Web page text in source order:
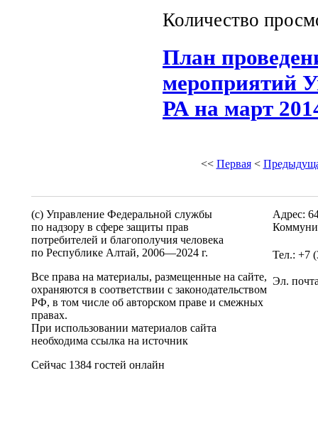
Количество
План
мероприятий
РА на март
<< Первая<
(c) Управление Федеральной службы
по надзору в сфере защиты прав
потребителей и благополучия человека
по Республике Алтай, 2006—2024 г.
Все права на материалы, размещенные на сайте,
охраняются в соответствии с законодательством
РФ, в том числе об авторском праве и смежных
правах.
При использовании материалов сайта
необходима ссылка на источник
Сейчас 1384 гостей онлайн
Адрес:
Тел.: +7
Эл.